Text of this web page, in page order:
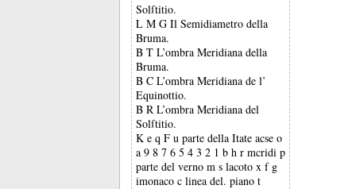
Solſtitio.
L M G Il Semidiametro della
Bruma.
B T L’ombra Meridiana della
Bruma.
B C L’ombra Meridiana de l’
Equinottio.
B R L’ombra Meridiana del
Solſtitio.
K e q F u parte della Itate acse o
a 9 8 7 6 5 4 3 2 1 b h r mcridi p
parte del verno m s lacoto x f g
imonaco c linea del. piano t